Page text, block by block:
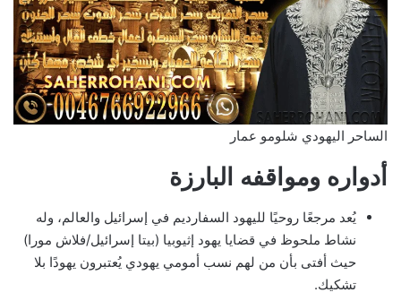
الساحر اليهودي شلومو عمار
أدواره ومواقفه البارزة
يُعد مرجعًا روحيًا لليهود السفارديم في إسرائيل والعالم، وله
نشاط ملحوظ في قضايا يهود إثيوبيا (بيتا إسرائيل/فلاش مورا)
حيث أفتى بأن من لهم نسب أمومي يهودي يُعتبرون يهودًا بلا
تشكيك.